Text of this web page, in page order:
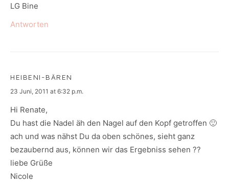
LG Bine
Antworten
HEIBENI-BÄREN
says:
23 Juni, 2011 at 6:32 p.m.
Hi Renate,
Du hast die Nadel äh den Nagel auf den Kopf getroffen 🙂
ach und was nähst Du da oben schönes, sieht ganz
bezaubernd aus, können wir das Ergebniss sehen ??
liebe Grüße
Nicole